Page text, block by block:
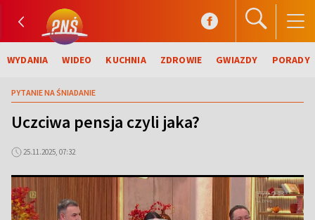
WYDANIA WIDEO KUCHNIA ZDROWIE GWIAZDY PORADY
PYTANIE NA ŚNIADANIE
Uczciwa pensja czyli jaka?
25.11.2025, 07:32